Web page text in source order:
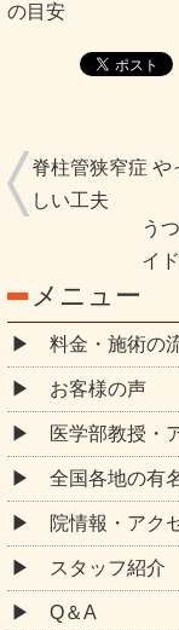
の目安
脊柱管狭窄症 や
しい工夫
う
イ
メニュー
料金・施術の
お客様の声
医学部教授・
全国各地の有
院情報・アク
スタッフ紹介
Q＆A